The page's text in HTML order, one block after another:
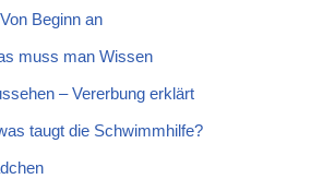
Beginn an
muss man Wissen
– Vererbung erklärt
taugt die Schwimmhilfe?